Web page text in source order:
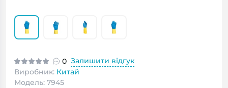
0 Залишити відгук
Виробник: Китай
Модель: 7945